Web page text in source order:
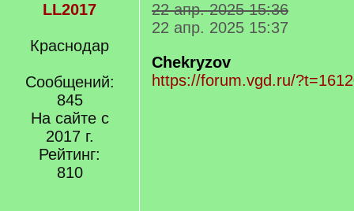
LL2017
Краснодар
Сообщений:
845
На сайте с
2017 г.
Рейтинг:
810
22 апр. 2025 15:36
22 апр. 2025 15:37
Chekryzov
https://forum.vgd.ru/